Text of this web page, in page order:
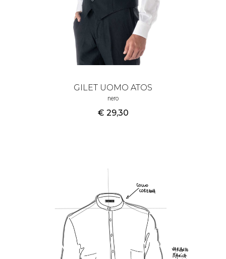
GILET UOMO ATOS
nero
€ 29,30